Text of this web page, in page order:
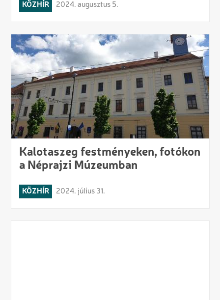
KÖZHÍR 2024. augusztus 5.
Kalotaszeg festményeken, fotókon
a Néprajzi Múzeumban
KÖZHÍR 2024. július 31.